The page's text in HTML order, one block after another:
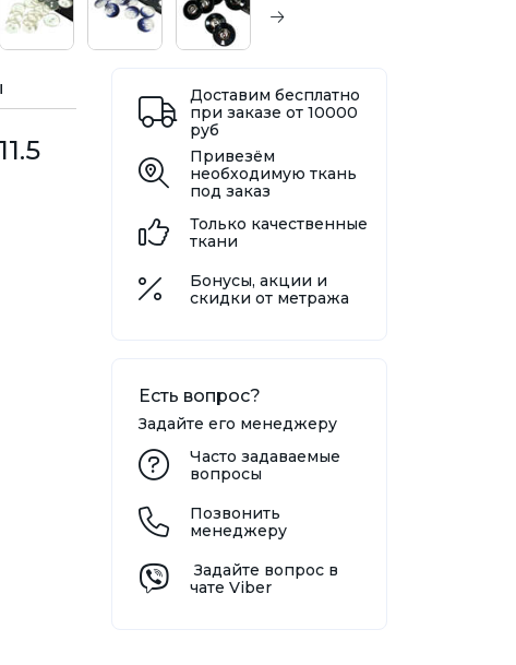
Доставим бесплатно
при заказе от 10000
руб
Привезём
необходимую ткань
под заказ
Только качественные
ткани
Бонусы, акции и
скидки от метража
Есть вопрос?
Задайте его менеджеру
Часто задаваемые
вопросы
Позвонить
менеджеру
Задайте вопрос в
чате Viber